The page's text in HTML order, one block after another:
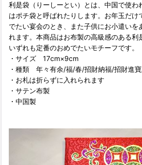
利是袋（りーしーとい）とは、中国で使わ
はポチ袋と呼ばれたりします。お年玉だけ
でたい宴会のとき、また子供にお小遣いを
れます。本商品はお布製の高級感のある利
いずれも定番のおめでたいモチーフです。
・サイズ 17cm×9cm
・種類 年々有余/福/春/招財納福/招財進
・お札は折らずに入れられます
・サテン布製
・中国製